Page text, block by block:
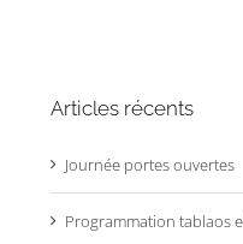
Articles récents
Journée portes ouvertes
Programmation tablaos